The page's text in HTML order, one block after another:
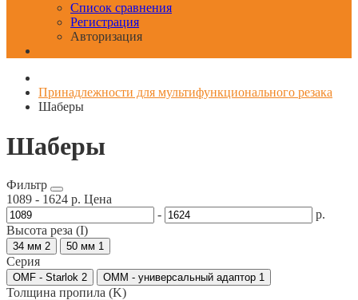
Список сравнения
Регистрация
Авторизация
Принадлежности для мультифункционального резака
Шаберы
Шаберы
Фильтр
1089 - 1624 р. Цена
-
р.
Высота реза (I)
34 мм 2 50 мм 1
Серия
OMF - Starlok 2 OMM - универсальный адаптор 1
Толщина пропила (K)